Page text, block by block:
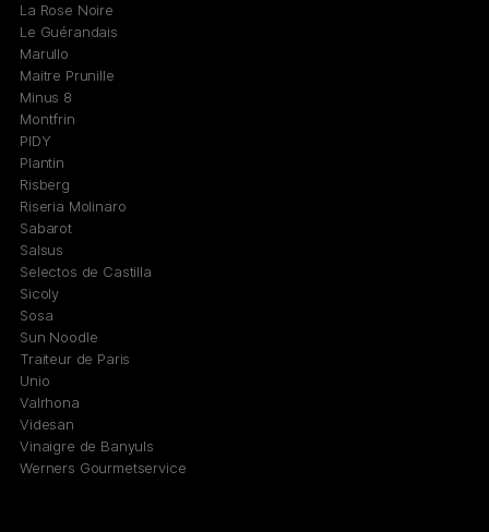
La Rose Noire
Le Guérandais
Marullo
Maitre Prunille
Minus 8
Montfrin
PIDY
Plantin
Risberg
Riseria Molinaro
Sabarot
Salsus
Selectos de Castilla
Sicoly
Sosa
Sun Noodle
Traiteur de Paris
Unio
Valrhona
Videsan
Vinaigre de Banyuls
Werners Gourmetservice